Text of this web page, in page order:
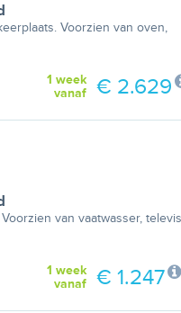
Voorzien van oven,
1 week
vanaf
€ 2.629
van vaatwasser,
1 week
vanaf
€ 1.247